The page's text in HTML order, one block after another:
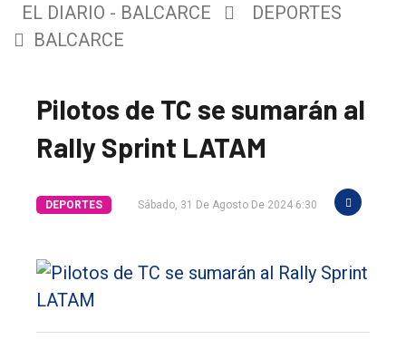
EL DIARIO - BALCARCE
DEPORTES
BALCARCE
Pilotos de TC se sumarán al
Rally Sprint LATAM
DEPORTES Sábado, 31 De Agosto De 2024 6:30